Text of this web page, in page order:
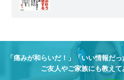
「痛みが和らいだ！」「いい情報だ
ご友人やご家族にも教えて